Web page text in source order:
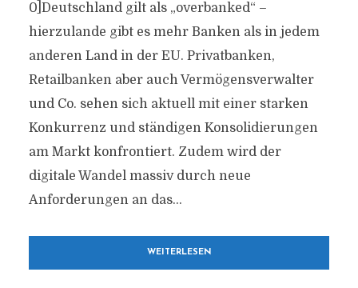
0]Deutschland gilt als „overbanked“ –
hierzulande gibt es mehr Banken als in jedem
anderen Land in der EU. Privatbanken,
Retailbanken aber auch Vermögensverwalter
und Co. sehen sich aktuell mit einer starken
Konkurrenz und ständigen Konsolidierungen
am Markt konfrontiert. Zudem wird der
digitale Wandel massiv durch neue
Anforderungen an das...
WEITERLESEN